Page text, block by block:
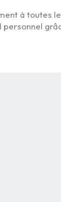
à toutes